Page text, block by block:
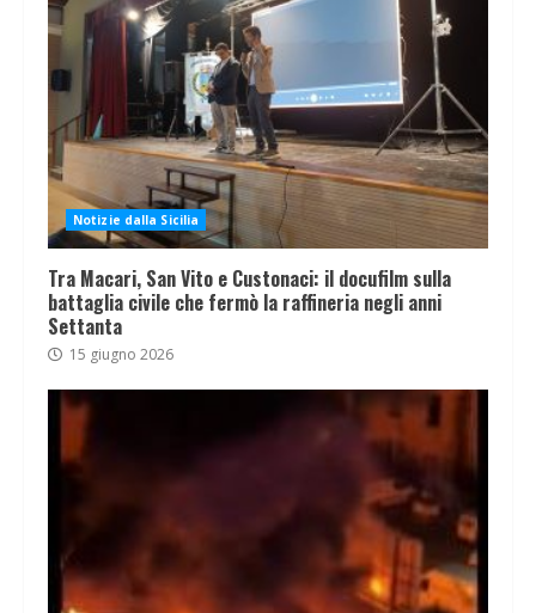
Notizie dalla Sicilia
Tra Macari, San Vito e Custonaci: il docufilm sulla
battaglia civile che fermò la raffineria negli anni
Settanta
15 giugno 2026